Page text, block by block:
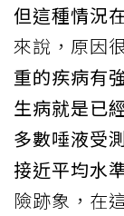
但這種情況
來說，原因
重的疾病有
生病就是已
多數唾液受
接近平均水
險跡象，在